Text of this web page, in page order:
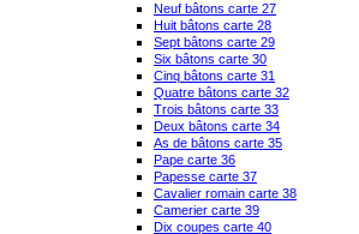
Neuf bâtons carte 27
Huit bâtons carte 28
Sept bâtons carte 29
Six bâtons carte 30
Cinq bâtons carte 31
Quatre bâtons carte 32
Trois bâtons carte 33
Deux bâtons carte 34
As de bâtons carte 35
Pape carte 36
Papesse carte 37
Cavalier romain carte 38
Camerier carte 39
Dix coupes carte 40